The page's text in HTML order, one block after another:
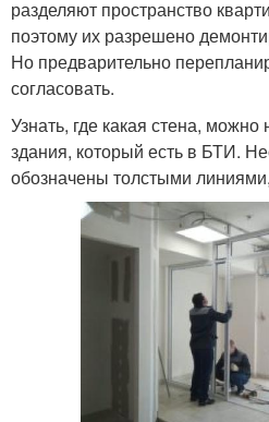
разделяют пространство
поэтому их разрешено
Но предварительно
согласовать.
Узнать, где какая стена,
здания, который есть в БТИ.
обозначены толстыми